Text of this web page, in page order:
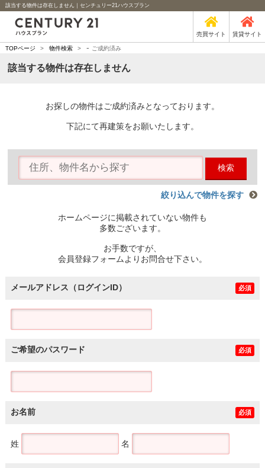
該当する物件は存在しません｜センチュリー21ハウスプラン
売買サイト 賃貸サイト
TOPページ > 物件検索 > - ご成約済み
該当する物件は存在しません
お探しの物件はご成約済みとなっております。
下記にて再建策をお願いたします。
検索
絞り込んで物件を探す
ホームページに掲載されていない物件も
多数ございます。
お手数ですが、
会員登録フォームよりお問合せ下さい。
メールアドレス（ログインID） 必須
ご希望のパスワード 必須
お名前 必須
姓 名